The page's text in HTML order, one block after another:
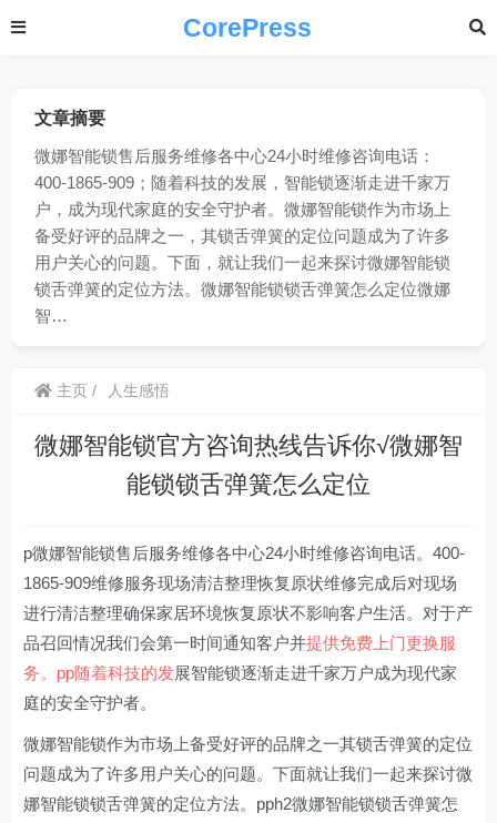
CorePress
文章摘要
微娜智能锁售后服务维修各中心24小时维修咨询电话：
400-1865-909；随着科技的发展，智能锁逐渐走进千家万
户，成为现代家庭的安全守护者。微娜智能锁作为市场上
备受好评的品牌之一，其锁舌弹簧的定位问题成为了许多
用户关心的问题。下面，就让我们一起来探讨微娜智能锁
锁舌弹簧的定位方法。微娜智能锁锁舌弹簧怎么定位微娜
智…
主页 人生感悟
微娜智能锁官方咨询热线告诉你√微娜智
能锁锁舌弹簧怎么定位
p微娜智能锁售后服务维修各中心24小时维修咨询电话。400-
1865-909维修服务现场清洁整理恢复原状维修完成后对现场
进行清洁整理确保家居环境恢复原状不影响客户生活。对于产
品召回情况我们会第一时间通知客户并提供免费上门更换服
务。pp随着科技的发展智能锁逐渐走进千家万户成为现代家
庭的安全守护者。
微娜智能锁作为市场上备受好评的品牌之一其锁舌弹簧的定位
问题成为了许多用户关心的问题。下面就让我们一起来探讨微
娜智能锁锁舌弹簧的定位方法。pph2微娜智能锁锁舌弹簧怎